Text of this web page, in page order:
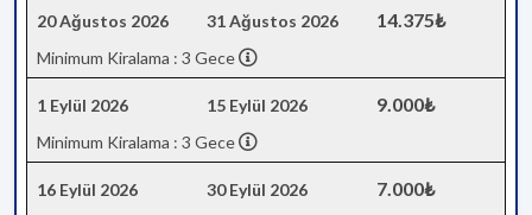
20 Ağustos 2026 31 Ağustos 2026 14.375₺
Minimum Kiralama : 3 Gece
1 Eylül 2026 15 Eylül 2026 9.000₺
Minimum Kiralama : 3 Gece
16 Eylül 2026 30 Eylül 2026 7.000₺